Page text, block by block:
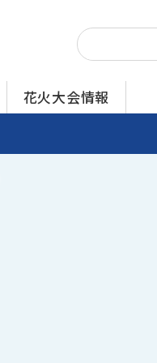
花火大会情報